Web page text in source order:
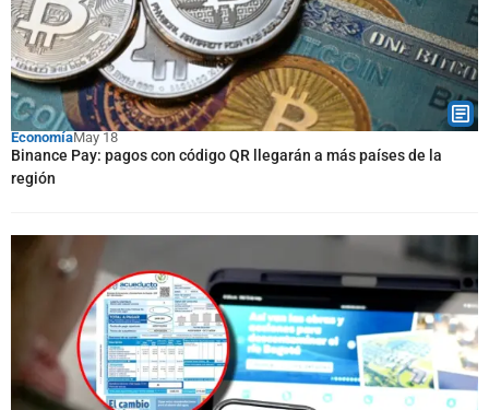
EconomíaMay 18
Binance Pay: pagos con código QR llegarán a más países de la
región